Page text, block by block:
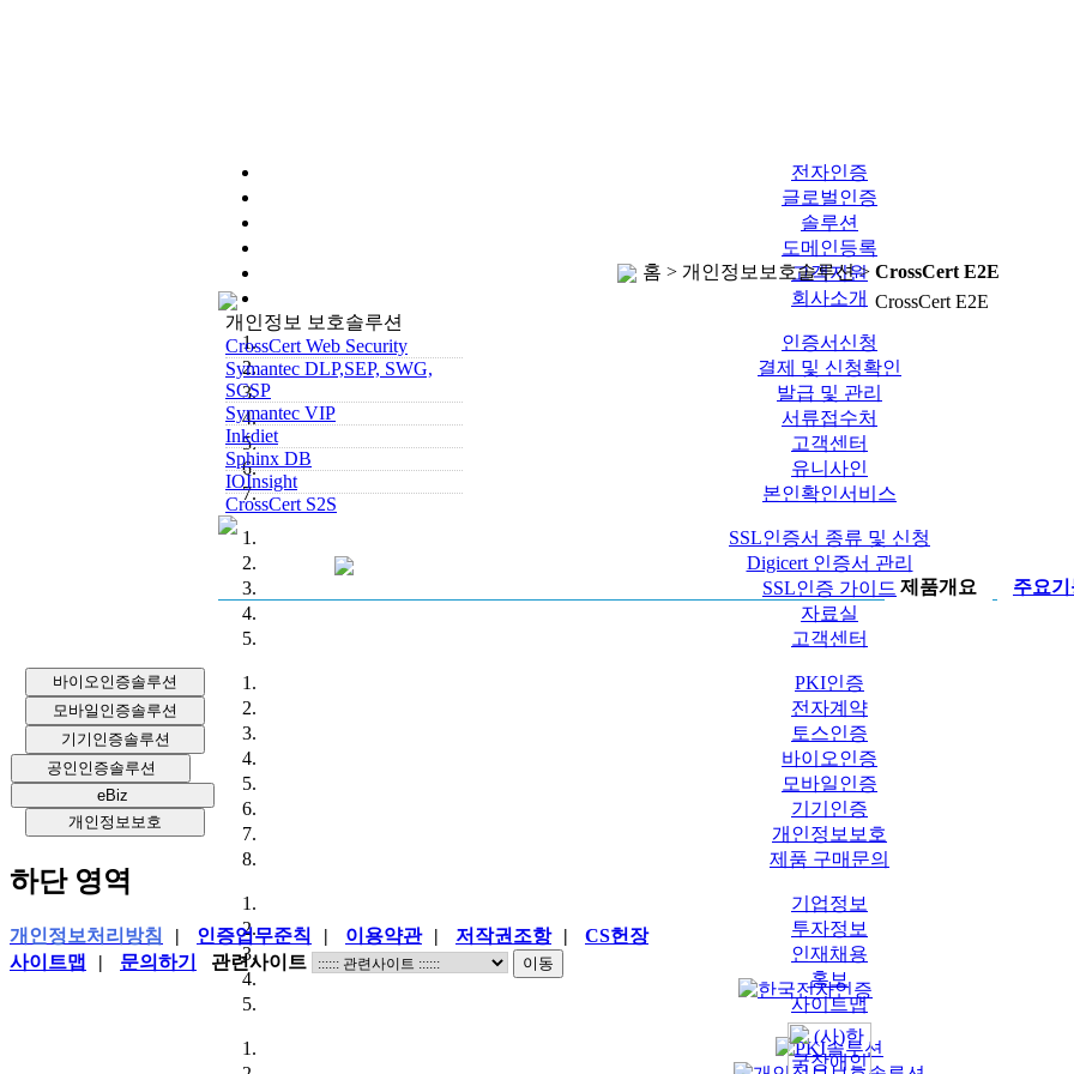
전자인증
글로벌인증
솔루션
도메인등록
고객지원
회사소개
인증서신청
결제 및 신청확인
발급 및 관리
서류접수처
고객센터
유니사인
본인확인서비스
SSL인증서 종류 및 신청
Digicert 인증서 관리
SSL인증 가이드
자료실
고객센터
PKI인증
전자계약
토스인증
바이오인증
모바일인증
기기인증
개인정보보호
제품 구매문의
기업정보
투자정보
인재채용
홍보
사이트맵
홈 > 개인정보보호솔루션 > CrossCert E2E
개인정보 보호솔루션
CrossCert Web Security
Symantec DLP,SEP, SWG,
SCSP
Symantec VIP
Inkdiet
Sphinx DB
IOInsight
CrossCert S2S
CrossCert E2E
제품개요 주요
바이오인증솔루션
모바일인증솔루션
기기인증솔루션
공인인증솔루션
eBiz
개인정보보호
하단 영역
개인정보처리방침 | 인증업무준칙 | 이용약관 | 저작권조항 |
CS헌장
사이트맵
| 문의하기 관련사이트